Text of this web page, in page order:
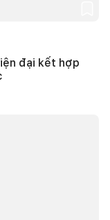
đại kết hợp